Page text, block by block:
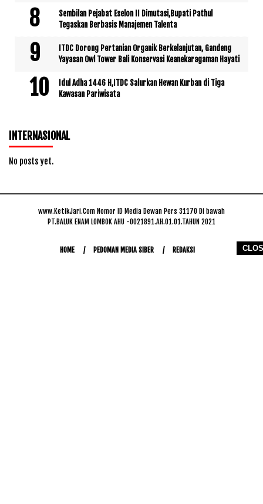
Sembilan Pejabat Eselon II Dimutasi,Bupati Pathul
Tegaskan Berbasis Manajemen Talenta
ITDC Dorong Pertanian Organik Berkelanjutan, Gandeng
Yayasan Owl Tower Bali Konservasi Keanekaragaman Hayati
Idul Adha 1446 H,ITDC Salurkan Hewan Kurban di Tiga
Kawasan Pariwisata
INTERNASIONAL
No posts yet.
www.KetikJari.Com Nomor ID Media Dewan Pers 31170 Di bawah
PT.BALUK ENAM LOMBOK AHU -0021891.AH.01.01.TAHUN 2021
HOME PEDOMAN MEDIA SIBER REDAKSI